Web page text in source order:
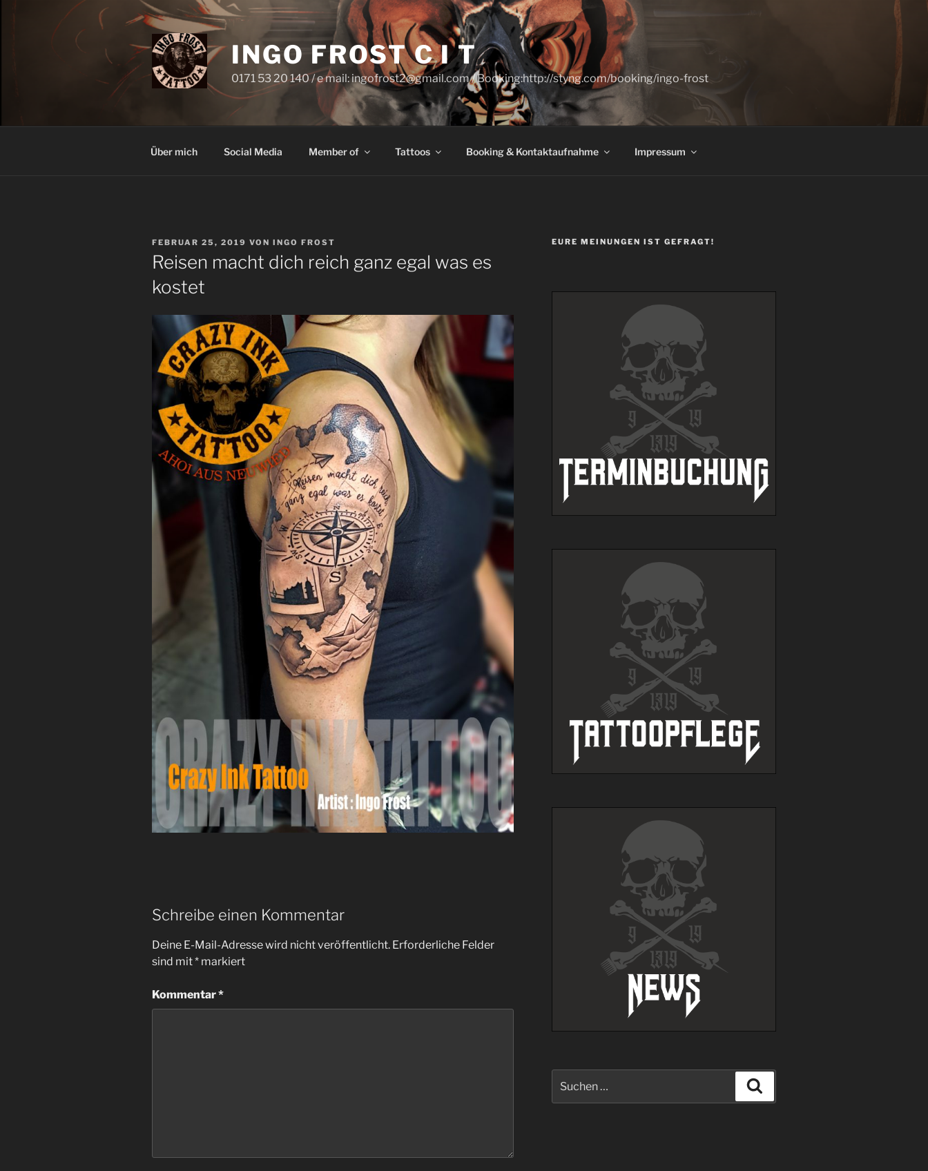
INGO FROST C I T
0171 53 20 140 / e mail: ingofrost2@gmail.com / Booking:http://styng.com/booking/ingo-frost
Über mich Social Media Member of Tattoos Booking & Kontaktaufnahme Impressum
VERÖFFENTLICHT
AM
FEBRUAR 25, 2019 VON INGO FROST
Reisen macht dich reich ganz egal was es
kostet
Schreibe einen Kommentar
Deine E-Mail-Adresse wird nicht veröffentlicht. Erforderliche Felder
sind mit* markiert
Kommentar*
EURE MEINUNGEN IST GEFRAGT!
nach: